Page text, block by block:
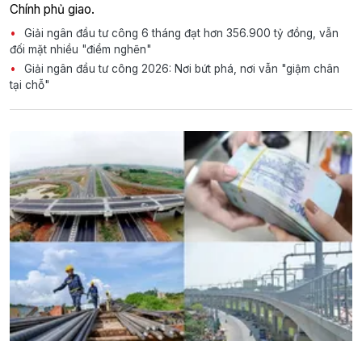
Chính phủ giao.
Giải ngân đầu tư công 6 tháng đạt hơn 356.900 tỷ đồng, vẫn
đối mặt nhiều "điểm nghẽn"
Giải ngân đầu tư công 2026: Nơi bứt phá, nơi vẫn "giậm chân
tại chỗ"